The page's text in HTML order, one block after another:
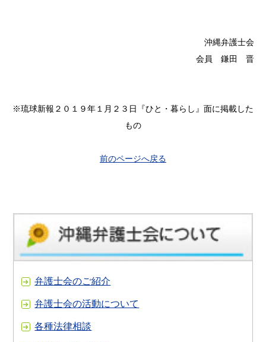
沖縄弁護士会
会員 鎌田 晋
※琉球新報２０１９年１月２３日『ひと・暮らし』面に掲載した
もの
前のページへ戻る
弁護士会のご紹介
弁護士会の活動について
各種法律相談